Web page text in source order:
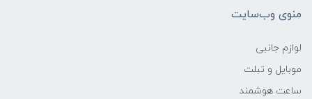
منوی وب‌سایت
لوازم جانبی
موبایل و تبلت
ساعت هوشمند